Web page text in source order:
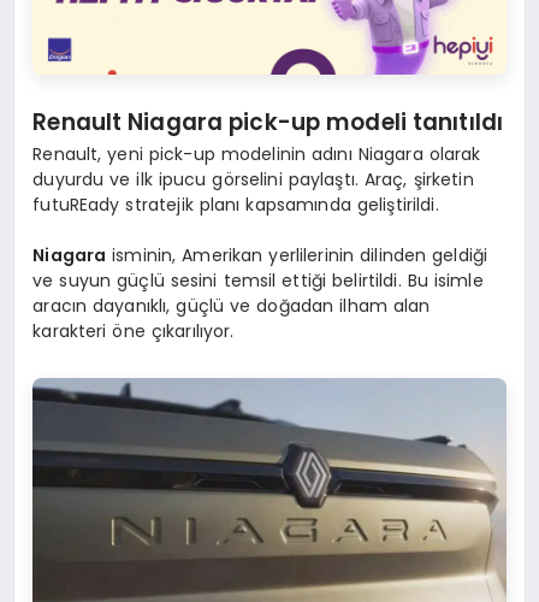
Renault Niagara pick-up modeli tanıtıldı
Renault, yeni pick-up modelinin adını Niagara olarak
duyurdu ve ilk ipucu görselini paylaştı. Araç, şirketin
futuREady stratejik planı kapsamında geliştirildi.
Niagara isminin, Amerikan yerlilerinin dilinden geldiği
ve suyun güçlü sesini temsil ettiği belirtildi. Bu isimle
aracın dayanıklı, güçlü ve doğadan ilham alan
karakteri öne çıkarılıyor.